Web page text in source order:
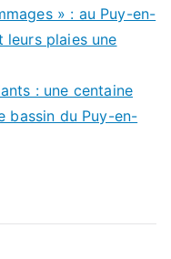
» : au Puy-en-
leurs plaies une
: une centaine
bassin du Puy-en-